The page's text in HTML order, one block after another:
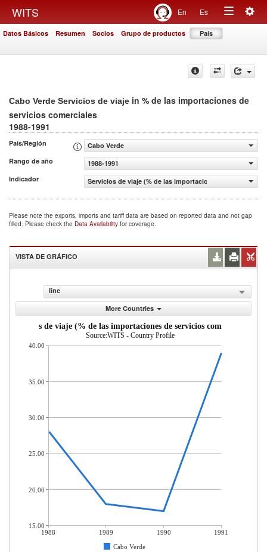
WITS En Es
Toggle
Datos Básicos Resumen Socios Grupo de productos País
Cabo Verde Servicios de viaje in % de las importaciones de
servicios comerciales
1988-1991
País/Región
Cabo Verde
Rango de año
1988-1991
Indicador
Servicios de viaje (% de las importaciones de servicios
Please note the exports, imports and tariff data are based on reported data and not gap
filled. Please check the Data Availability for coverage.
VISTA DE GRÁFICO
line
More Countries
Servicios de viaje (% de las importaciones de servicios comerciales)
Source:WITS - Country Profile
1988 1989 1990
1991
Cabo Verde
40.00
35.00
30.00
25.00
20.00
15.00